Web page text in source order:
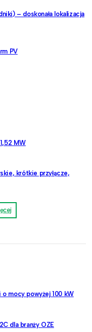
– doskonała lokalizacja
PV
MW
krótkie przyłącze,
o mocy powyżej 100 kW
dla branży OZE